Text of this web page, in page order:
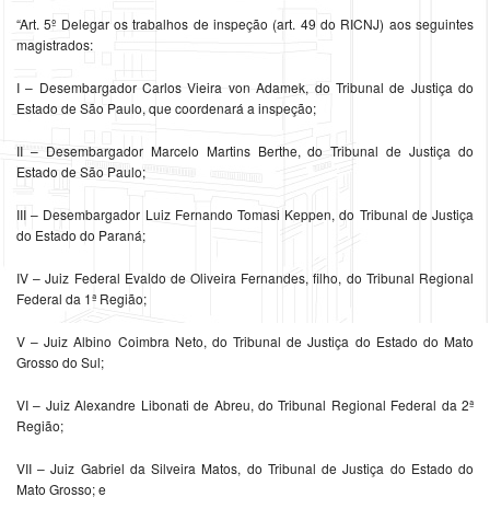
“Art. 5º Delegar os trabalhos de inspeção (art. 49 do RICNJ) aos seguintes
magistrados:
I – Desembargador Carlos Vieira von Adamek, do Tribunal de Justiça do
Estado de São Paulo, que coordenará a inspeção;
II – Desembargador Marcelo Martins Berthe, do Tribunal de Justiça do
Estado de São Paulo;
III – Desembargador Luiz Fernando Tomasi Keppen, do Tribunal de Justiça
do Estado do Paraná;
IV – Juiz Federal Evaldo de Oliveira Fernandes, filho, do Tribunal Regional
Federal da 1ª Região;
V – Juiz Albino Coimbra Neto, do Tribunal de Justiça do Estado do Mato
Grosso do Sul;
VI – Juiz Alexandre Libonati de Abreu, do Tribunal Regional Federal da 2ª
Região;
VII – Juiz Gabriel da Silveira Matos, do Tribunal de Justiça do Estado do
Mato Grosso; e